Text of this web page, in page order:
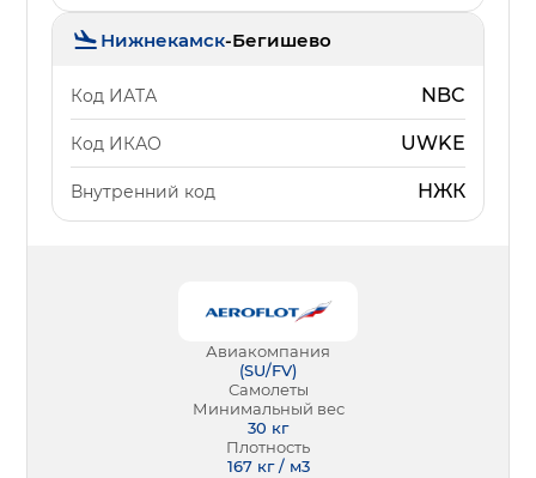
Нижнекамск-Бегишево
Код ИАТА NBC
Код ИКАО UWKE
Внутренний код НЖК
Авиакомпания
(SU/FV)
Самолеты
Минимальный вес
30 кг
Плотность
167 кг / м3